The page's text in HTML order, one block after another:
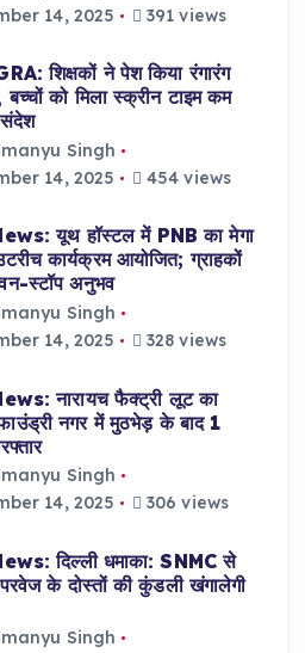
14, 2025
391 views
शिक्षकों ने पेश किया रंगारंग
बच्चों को मिला स्क्रीन टाइम कम
Singh
14, 2025
454 views
यूथ हॉस्टल में PNB का मेगा
कार्यक्रम आयोजित; ग्राहकों
स्टॉप अनुभव
Singh
14, 2025
328 views
नारायच फैक्ट्री लूट का
नगर में मुठभेड़ के बाद 1
Singh
14, 2025
306 views
दिल्ली धमाका: SNMC से
के दोस्तों की कुंडली खंगालेगी
Singh